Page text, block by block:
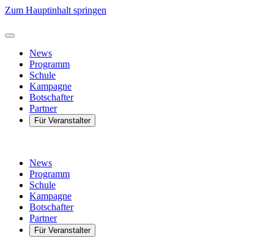
Zum Hauptinhalt springen
News
Programm
Schule
Kampagne
Botschafter
Partner
Für Veranstalter
News
Programm
Schule
Kampagne
Botschafter
Partner
Für Veranstalter